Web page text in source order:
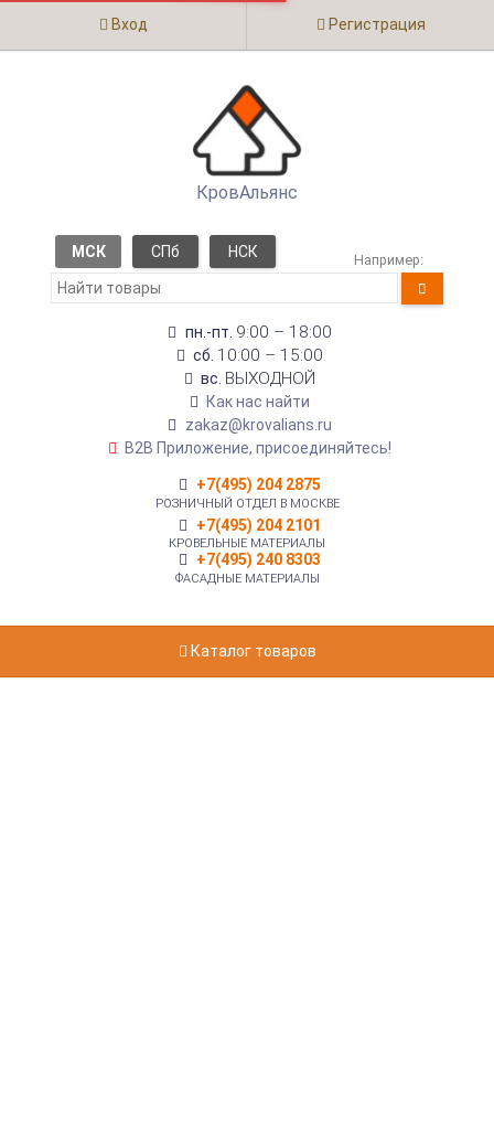
Вход Регистрация
КровАльянс
МСК СПб НСК Например:
пн.-пт. 9:00 – 18:00
сб. 10:00 – 15:00
вс. ВЫХОДНОЙ
Как нас найти
zakaz@krovalians.ru
B2B Приложение, присоединяйтесь!
+7(495) 204 2875
РОЗНИЧНЫЙ ОТДЕЛ В МОСКВЕ
+7(495) 204 2101
КРОВЕЛЬНЫЕ МАТЕРИАЛЫ
+7(495) 240 8303
ФАСАДНЫЕ МАТЕРИАЛЫ
Каталог товаров